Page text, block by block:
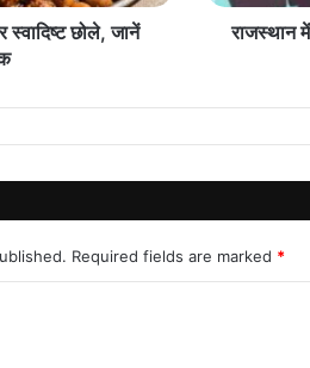
छोले, जानें
राजस्थान
Required fields are marked *